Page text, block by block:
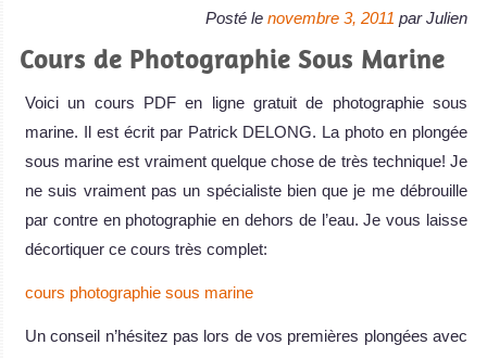
Posté le novembre 3, 2011 parJulien
Cours de Photographie Sous Marine
Voici un cours PDF en ligne gratuit de photographie sous
marine. Il est écrit par Patrick DELONG. La photo en plongée
sous marine est vraiment quelque chose de très technique! Je
ne suis vraiment pas un spécialiste bien que je me débrouille
par contre en photographie en dehors de l’eau. Je vous laisse
décortiquer ce cours très complet:
cours photographie sous marine
Un conseil n’hésitez pas lors de vos premières plongées avec